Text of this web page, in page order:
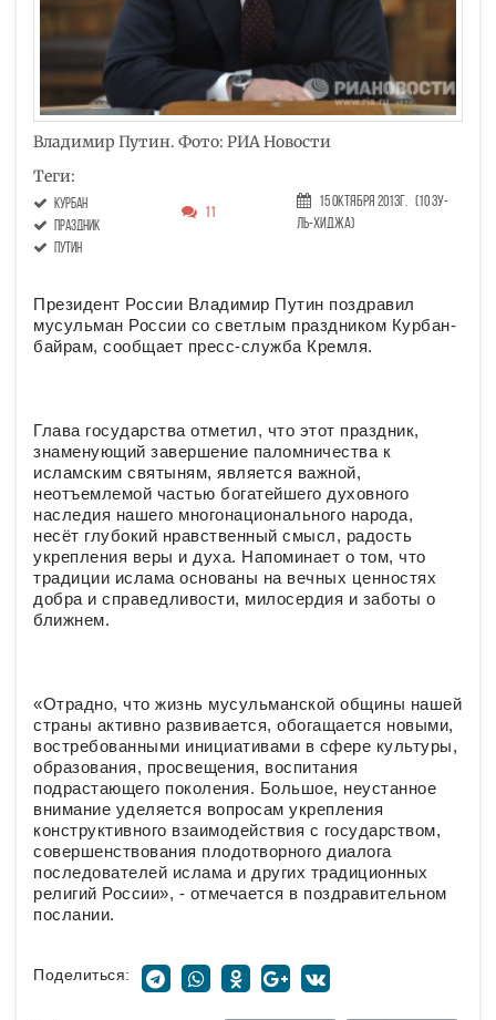
Владимир Путин. Фото: РИА Новости
Теги:
Курбан
праздник
Путин
11
15 Октября 2013г. (10 Зу-
ль-хиджа)
Президент России Владимир Путин поздравил
мусульман России со светлым праздником Курбан-
байрам, сообщает пресс-служба Кремля.
Глава государства отметил, что этот праздник,
знаменующий завершение паломничества к
исламским святыням, является важной,
неотъемлемой частью богатейшего духовного
наследия нашего многонационального народа,
несёт глубокий нравственный смысл, радость
укрепления веры и духа. Напоминает о том, что
традиции ислама основаны на вечных ценностях
добра и справедливости, милосердия и заботы о
ближнем.
«Отрадно, что жизнь мусульманской общины нашей
страны активно развивается, обогащается новыми,
востребованными инициативами в сфере культуры,
образования, просвещения, воспитания
подрастающего поколения. Большое, неустанное
внимание уделяется вопросам укрепления
конструктивного взаимодействия с государством,
совершенствования плодотворного диалога
последователей ислама и других традиционных
религий России», - отмечается в поздравительном
послании.
Поделиться: